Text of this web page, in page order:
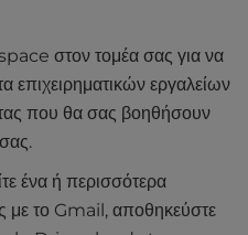
στον τομέα σας για να
επιχειρηματικών εργαλείων
που θα σας βοηθήσουν
ένα ή περισσότερα
με το Gmail, αποθηκεύστε